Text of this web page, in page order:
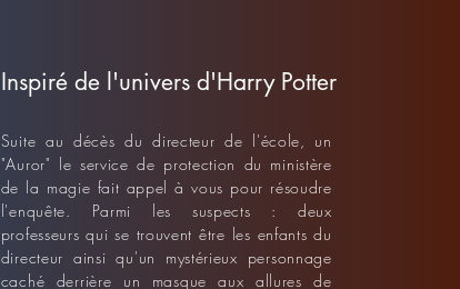
Inspiré de l'univers d'Harry Potter
Suite au décès du directeur de l'école, un
"Auror" le service de protection du ministère
de la magie fait appel à vous pour résoudre
l'enquête. Parmi les suspects : deux
professeurs qui se trouvent être les enfants du
directeur ainsi qu'un mystérieux personnage
caché derrière un masque aux allures de